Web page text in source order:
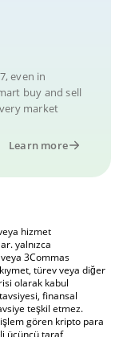
even in
buy and sell
market
Learn more
hizmet
yalnızca
3Commas
türev veya diğer
olarak kabul
finansal
teşkil etmez.
gören kripto para
üçüncü taraf